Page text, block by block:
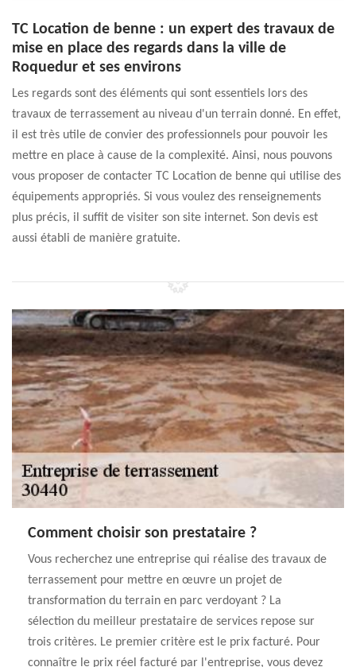
TC Location de benne : un expert des travaux de
mise en place des regards dans la ville de
Roquedur et ses environs
Les regards sont des éléments qui sont essentiels lors des
travaux de terrassement au niveau d'un terrain donné. En effet,
il est très utile de convier des professionnels pour pouvoir les
mettre en place à cause de la complexité. Ainsi, nous pouvons
vous proposer de contacter TC Location de benne qui utilise des
équipements appropriés. Si vous voulez des renseignements
plus précis, il suffit de visiter son site internet. Son devis est
aussi établi de manière gratuite.
Comment choisir son prestataire ?
Vous recherchez une entreprise qui réalise des travaux de
terrassement pour mettre en œuvre un projet de
transformation du terrain en parc verdoyant ? La
sélection du meilleur prestataire de services repose sur
trois critères. Le premier critère est le prix facturé. Pour
connaître le prix réel facturé par l'entreprise, vous devez